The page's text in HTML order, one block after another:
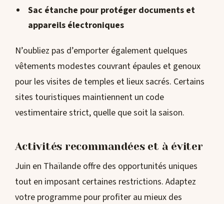
Sac étanche pour protéger documents et
appareils électroniques
N’oubliez pas d’emporter également quelques
vêtements modestes couvrant épaules et genoux
pour les visites de temples et lieux sacrés. Certains
sites touristiques maintiennent un code
vestimentaire strict, quelle que soit la saison.
Activités recommandées et à éviter
Juin en Thaïlande offre des opportunités uniques
tout en imposant certaines restrictions. Adaptez
votre programme pour profiter au mieux des